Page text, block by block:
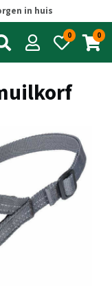
in huis
0 0